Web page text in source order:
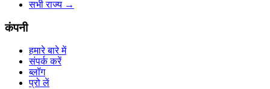
सभी राज्य →
कंपनी
हमारे बारे में
संपर्क करें
ब्लॉग
प्रो लें